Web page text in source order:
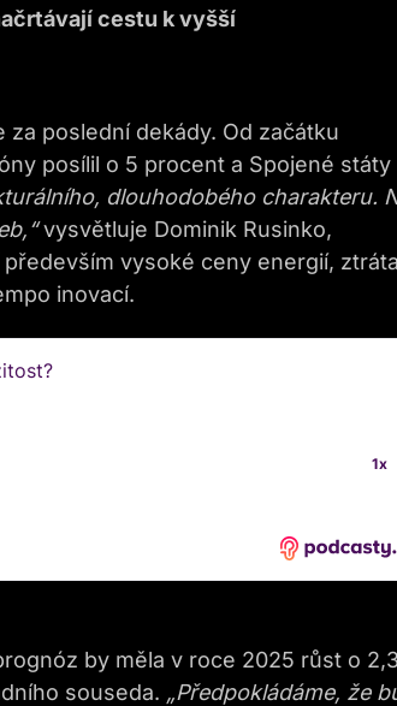
cestu k vyšší
poslední dekády. Od začátku
posílil o 5 procent a Spojené státy
dlouhodobého charakteru.
vysvětluje Dominik Rusinko,
vysoké ceny energií,
inovací.
by měla v roce 2025 růst o
souseda. „Předpokládáme, že